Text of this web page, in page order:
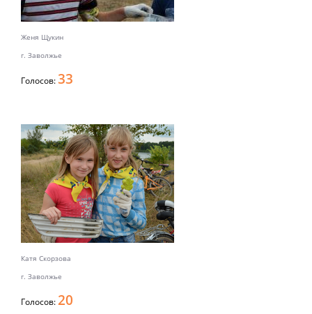
Женя Щукин
г. Заволжье
Голосов:33
Катя Скорзова
г. Заволжье
Голосов:20